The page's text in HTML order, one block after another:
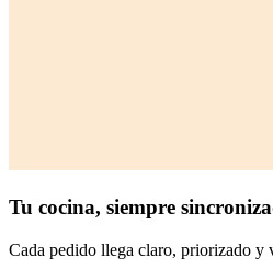
Tu cocina, siempre
Cada pedido llega claro, priorizado y